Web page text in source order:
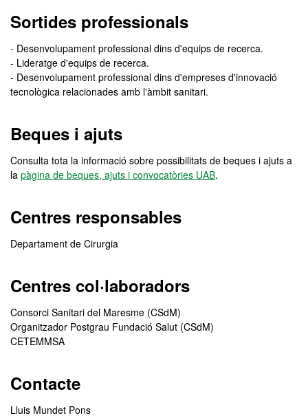
Sortides professionals
- Desenvolupament professional dins d'equips de recerca.
- Lideratge d'equips de recerca.
- Desenvolupament professional dins d'empreses d'innovació
tecnològica relacionades amb l'àmbit sanitari.
Beques i ajuts
Consulta tota la informació sobre possibilitats de beques i ajuts a
la pàgina de beques, ajuts i convocatòries UAB.
Centres responsables
Departament de Cirurgia
Centres col·laboradors
Consorci Sanitari del Maresme (CSdM)
Organitzador Postgrau Fundació Salut (CSdM)
CETEMMSA
Contacte
Lluis Mundet Pons